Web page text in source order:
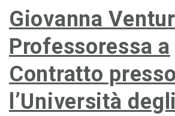
Giovanna
Professoressa a
Contratto presso
l’Università